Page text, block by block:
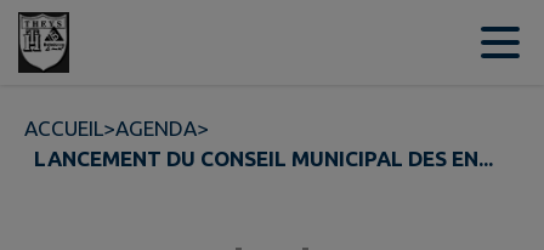
Contenu
ACCUEIL>AGENDA>
LANCEMENT DU CONSEIL MUNICIPAL DES EN...